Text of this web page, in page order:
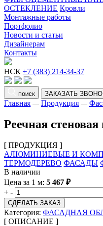
ОСТЕКЛЕНИЕ Кровли
Монтажные работы
Портфолио
Новости и статьи
Дизайнерам
Контакты
НСК +7 (383) 214-34-37
поиск ЗАКАЗАТЬ
Главная — Продукция —
Реечная
[ ПРОДУКЦИЯ ]
АЛЮМИНИЕВЫЕ И
ТЕРМОДЕРЕВО ФАСАДЫ
В наличии
Цена за 1 м: 5 467 ₽
+ -
СДЕЛАТЬ ЗАКАЗ
Категория: ФАСАДНАЯ
[ ОПИСАНИЕ ]